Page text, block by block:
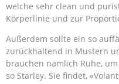
welche sehr clean und
Körperlinie und zur
Außerdem sollte ein so
zurückhaltend in Mustern
brauchen nämlich Ruhe,
so Starley. Sie findet,